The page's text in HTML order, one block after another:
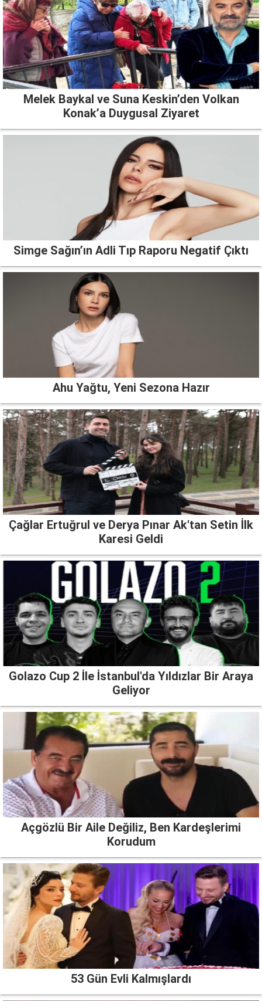
Melek Baykal ve Suna Keskin’den Volkan
Konak’a Duygusal Ziyaret
Simge Sağın’ın Adli Tıp Raporu Negatif Çıktı
Ahu Yağtu, Yeni Sezona Hazır
Çağlar Ertuğrul ve Derya Pınar Ak'tan Setin İlk
Karesi Geldi
Golazo Cup 2 İle İstanbul'da Yıldızlar Bir Araya
Geliyor
Açgözlü Bir Aile Değiliz, Ben Kardeşlerimi
Korudum
53 Gün Evli Kalmışlardı